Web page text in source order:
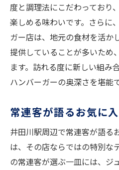
度と調理法にこだわっており
楽しめる味わいです。さらに
ガー店は、地元の食材を活か
提供していることが多いため
ます。訪れる度に新しい組み
ハンバーガーの奥深さを堪能
常連客が語るお気に
井田川駅周辺で常連客が語る
は、その店ならではの特別な
の常連客が選ぶ一皿には、ジ